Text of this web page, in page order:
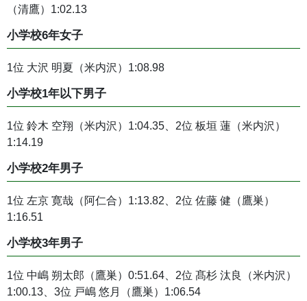
（清鷹）1:02.13
小学校6年女子
1位 大沢 明夏（米内沢）1:08.98
小学校1年以下男子
1位 鈴木 空翔（米内沢）1:04.35、2位 板垣 蓮（米内沢）
1:14.19
小学校2年男子
1位 左京 寛哉（阿仁合）1:13.82、2位 佐藤 健（鷹巣）
1:16.51
小学校3年男子
1位 中嶋 朔太郎（鷹巣）0:51.64、2位 髙杉 汰良（米内沢）
1:00.13、3位 戸嶋 悠月（鷹巣）1:06.54